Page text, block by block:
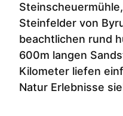
Steinfelder von
beachtlichen rund
600m langen
Kilometer liefen
Natur Erlebnisse